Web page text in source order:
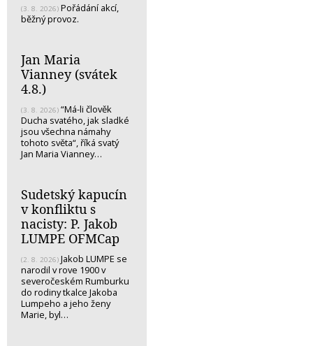
(3. 8. 2026) Pořádání akcí,
běžný provoz.
Jan Maria
Vianney (svátek
4.8.)
(3. 8. 2026) “Má-li člověk
Ducha svatého, jak sladké
jsou všechna námahy
tohoto světa“, říká svatý
Jan Maria Vianney…
Sudetský kapucín
v konfliktu s
nacisty: P. Jakob
LUMPE OFMCap
(2. 8. 2026) Jakob LUMPE se
narodil v rove 1900 v
severočeském Rumburku
do rodiny tkalce Jakoba
Lumpeho a jeho ženy
Marie, byl…